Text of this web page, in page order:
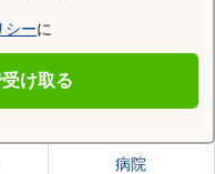
シーに
け取る
病院